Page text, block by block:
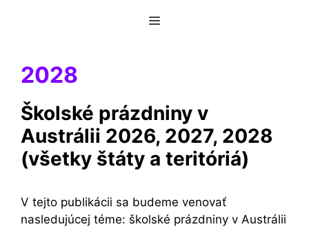
Menu
2028
Školské prázdniny v
Austrálii 2026, 2027, 2028
(všetky štáty a teritóriá)
V tejto publikácii sa budeme venovať
nasledujúcej téme: školské prázdniny v Austrálii